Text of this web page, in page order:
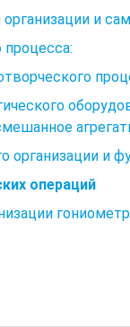
и
организации и
операций